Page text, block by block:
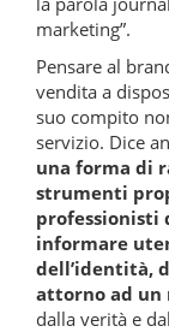
marketing”.
Pensare al
vendita a
suo compito
servizio. Dice
una forma di
strumenti
professionisti
informare
dell’identità,
attorno ad un
dalla verità e